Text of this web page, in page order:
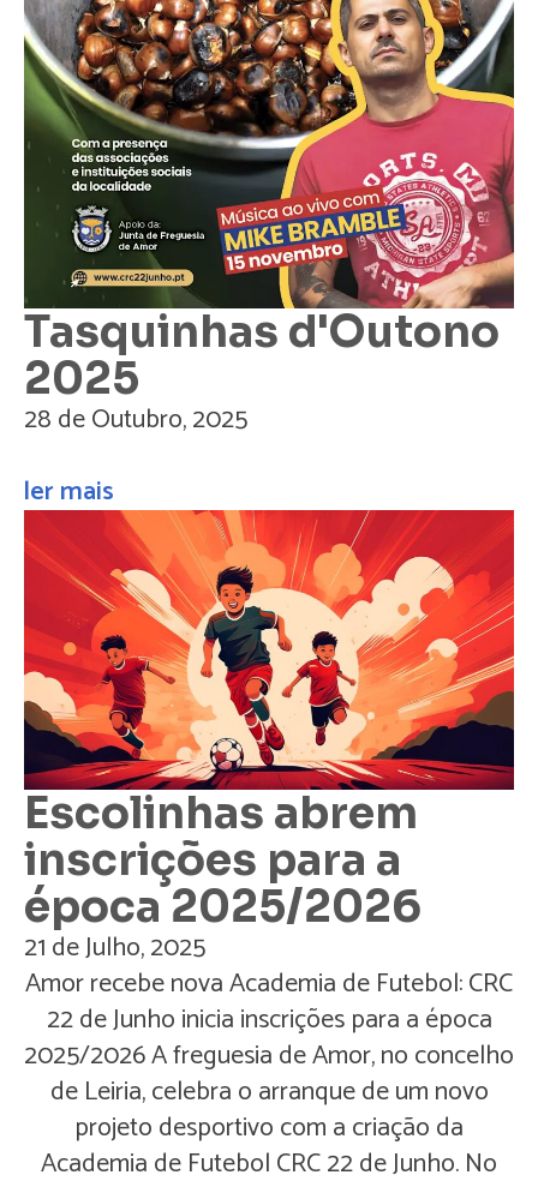
Tasquinhas d'Outono
2025
28 de Outubro, 2025
ler mais
Escolinhas abrem
inscrições para a
época 2025/2026
21 de Julho, 2025
Amor recebe nova Academia de Futebol: CRC
22 de Junho inicia inscrições para a época
2025/2026 A freguesia de Amor, no concelho
de Leiria, celebra o arranque de um novo
projeto desportivo com a criação da
Academia de Futebol CRC 22 de Junho. No